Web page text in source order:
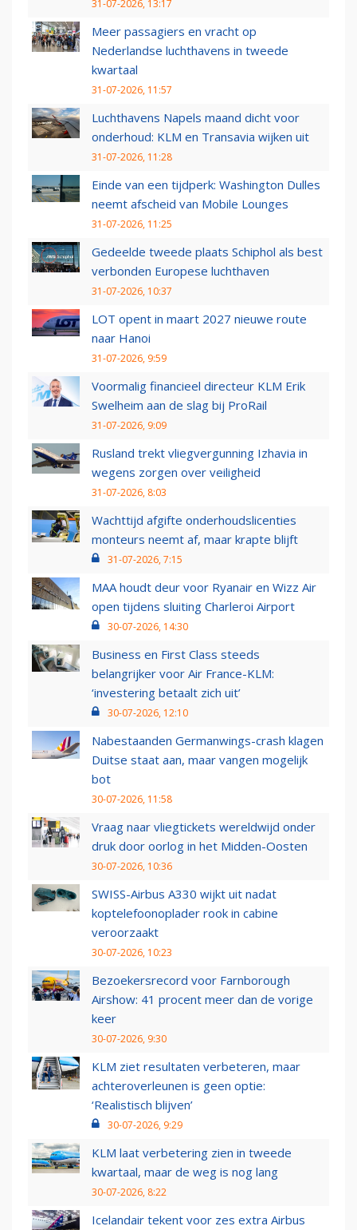
31-07-2026, 13:17
Meer passagiers en vracht op
Nederlandse luchthavens in tweede
kwartaal
31-07-2026, 11:57
Luchthavens Napels maand dicht voor
onderhoud: KLM en Transavia wijken uit
31-07-2026, 11:28
Einde van een tijdperk: Washington Dulles
neemt afscheid van Mobile Lounges
31-07-2026, 11:25
Gedeelde tweede plaats Schiphol als best
verbonden Europese luchthaven
31-07-2026, 10:37
LOT opent in maart 2027 nieuwe route
naar Hanoi
31-07-2026, 9:59
Voormalig financieel directeur KLM Erik
Swelheim aan de slag bij ProRail
31-07-2026, 9:09
Rusland trekt vliegvergunning Izhavia in
wegens zorgen over veiligheid
31-07-2026, 8:03
Wachttijd afgifte onderhoudslicenties
monteurs neemt af, maar krapte blijft
31-07-2026, 7:15
MAA houdt deur voor Ryanair en Wizz Air
open tijdens sluiting Charleroi Airport
30-07-2026, 14:30
Business en First Class steeds
belangrijker voor Air France-KLM:
‘investering betaalt zich uit’
30-07-2026, 12:10
Nabestaanden Germanwings-crash klagen
Duitse staat aan, maar vangen mogelijk
bot
30-07-2026, 11:58
Vraag naar vliegtickets wereldwijd onder
druk door oorlog in het Midden-Oosten
30-07-2026, 10:36
SWISS-Airbus A330 wijkt uit nadat
koptelefoonoplader rook in cabine
veroorzaakt
30-07-2026, 10:23
Bezoekersrecord voor Farnborough
Airshow: 41 procent meer dan de vorige
keer
30-07-2026, 9:30
KLM ziet resultaten verbeteren, maar
achteroverleunen is geen optie:
‘Realistisch blijven’
30-07-2026, 9:29
KLM laat verbetering zien in tweede
kwartaal, maar de weg is nog lang
30-07-2026, 8:22
Icelandair tekent voor zes extra Airbus